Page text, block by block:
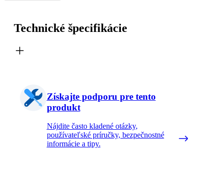
Technické špecifikácie
Získajte podporu pre tento
produkt
Nájdite často kladené otázky,
používateľské príručky, bezpečnostné
informácie a tipy.